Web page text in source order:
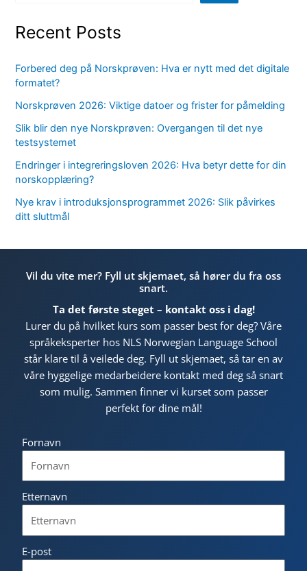
Recent Posts
Forbered deg på Norskprøven: Hva er nytt med det digitale
formatet?
Norskprøven 2026: Viktige datoer og frister for påmelding
Slik blir den nye Norskprøven: Overgangen til det nye
testsystemet
Endringer i integreringsloven 2026: Hva betyr dette for din
norskopplæring?
Nye krav i introduksjonsprogrammet 2026: Slik påvirkes
ditt sluttmål
Vil du vite mer? Fyll ut skjemaet, så hører du fra oss
snart.
Ta det første steget – kontakt oss i dag!
Lurer du på hvilket kurs som passer best for deg? Våre
språkeksperter hos NLS Norwegian Language School
står klare til å veilede deg. Fyll ut skjemaet, så tar en av
våre hyggelige medarbeidere kontakt med deg så snart
som mulig. Sammen finner vi kurset som passer
perfekt for dine mål!
Fornavn
Etternavn
E-post